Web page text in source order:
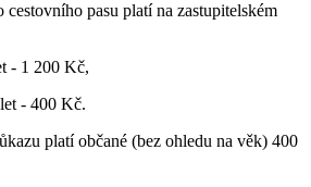
pasu platí na zastupitelském
- 1 200 Kč,
- 400 Kč.
platí občané (bez ohledu na věk) 400